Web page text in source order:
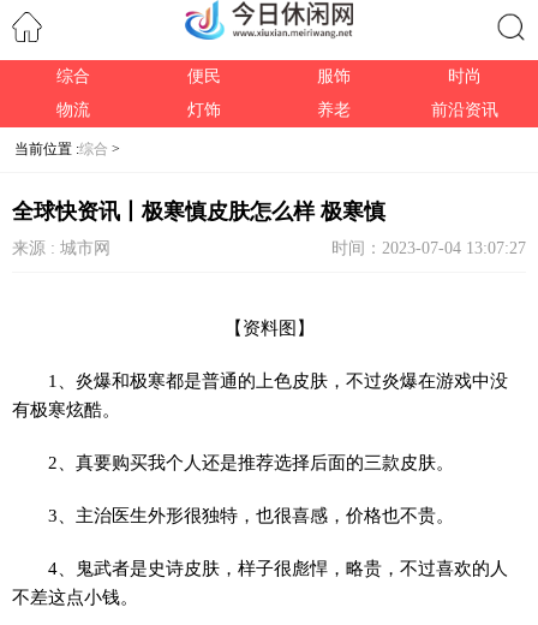
综合 便民 服饰
时尚
物流
灯饰 养老 前沿资讯
当前位置 :综合 >
全球快资讯丨极寒慎皮肤怎么样 极寒慎
来源 : 城市网 时间：2023-07-04 13:07:27
【资料图】
1、炎爆和极寒都是普通的上色皮肤，不过炎爆在游戏中没
有极寒炫酷。
2、真要购买我个人还是推荐选择后面的三款皮肤。
3、主治医生外形很独特，也很喜感，价格也不贵。
4、鬼武者是史诗皮肤，样子很彪悍，略贵，不过喜欢的人
不差这点小钱。